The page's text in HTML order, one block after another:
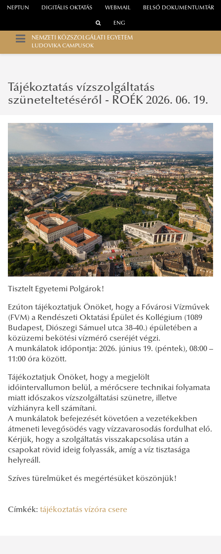
WEBMAIL
NEPTUN DIGITÁLIS OKTATÁS BELSŐ DOKUMENTUMTÁR
ENG
NEMZETI KÖZSZOLGÁLATI EGYETEM
LUDOVIKA CAMPUSOK
Tájékoztatás vízszolgáltatás
szüneteltetéséről - ROÉK 2026. 06. 19.
Tisztelt Egyetemi Polgárok!
Ezúton tájékoztatjuk Önöket, hogy a Fővárosi Vízművek
(FVM) a Rendészeti Oktatási Épület és Kollégium (1089
Budapest, Diószegi Sámuel utca 38-40.) épületében a
közüzemi bekötési vízmérő cseréjét végzi.
A munkálatok időpontja: 2026. június 19. (péntek), 08:00 –
11:00 óra között.
Tájékoztatjuk Önöket, hogy a megjelölt
időintervallumon belül, a mérőcsere technikai folyamata
miatt időszakos vízszolgáltatási szünetre, illetve
vízhiányra kell számítani.
A munkálatok befejezését követően a vezetékekben
átmeneti levegősödés vagy vízzavarosodás fordulhat elő.
Kérjük, hogy a szolgáltatás visszakapcsolása után a
csapokat rövid ideig folyassák, amíg a víz tisztasága
helyreáll.
Szíves türelmüket és megértésüket köszönjük!
Címkék: tájékoztatás vízóra csere